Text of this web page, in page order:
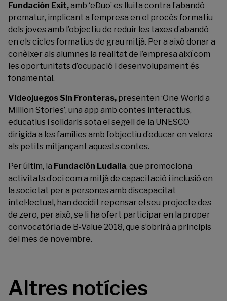
Fundación Exit,amb ‘eDuo’ es lluita contra l’abandó
prematur, implicant a l’empresa en el procés formatiu
dels joves amb l’objectiu de reduir les taxes d’abandó
en els cicles formatius de grau mitjà. Per a això donar a
conèixer als alumnes la realitat de l’empresa així com
les oportunitats d’ocupació i desenvolupament és
fonamental.
Videojuegos Sin Fronteras, presenten ‘One World a
Million Stories’, una app amb contes interactius,
educatius i solidaris sota el segell de la UNESCO
dirigida a les famílies amb l’objectiu d’educar en valors
als petits mitjançant aquests contes.
Per últim, la Fundación Ludalia, que promociona
activitats d’oci com a mitjà de capacitació i inclusió en
la societat per a persones amb discapacitat
intel·lectual, han decidit repensar el seu projecte des
de zero, per això, se li ha ofert participar en la proper
convocatòria de B-Value 2018, que s’obrirà a principis
del mes de novembre.
Altres notícies